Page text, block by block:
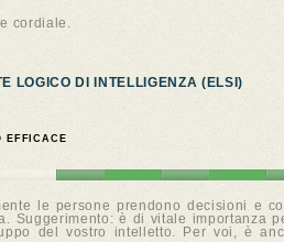
cordiale.
LOGICO DI INTELLIGENZA (ELSI)
EFFICACE
le persone prendono decisioni e
è di vitale importanza
del vostro intelletto. Per voi, è